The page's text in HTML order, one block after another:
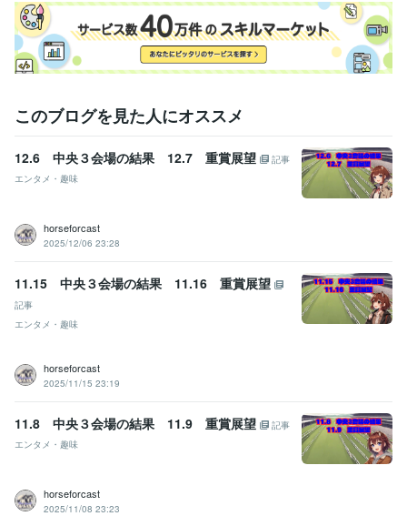
このブログを見た人にオススメ
12.6 中央３会場の結果 12.7 重賞展望
記事
エンタメ・趣味
horseforcast
2025/12/06 23:28
11.15 中央３会場の結果 11.16 重賞展望
記事
エンタメ・趣味
horseforcast
2025/11/15 23:19
11.8 中央３会場の結果 11.9 重賞展望
記事
エンタメ・趣味
horseforcast
2025/11/08 23:23